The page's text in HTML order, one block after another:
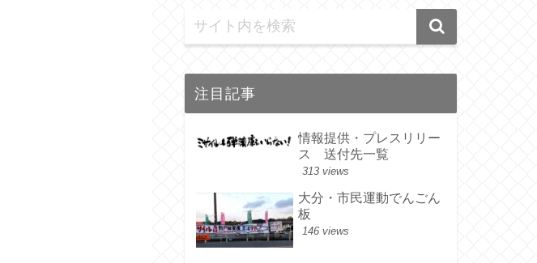
注目記事
情報提供・プレスリリー
ス 送付先一覧
313 views
大分・市民運動でんごん
板
146 views